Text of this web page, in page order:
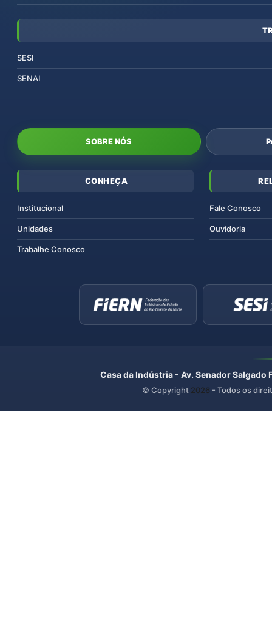
SESI
SENAI
SOBRE NÓS
CONHEÇA
Institucional
Unidades
Trabalhe Conosco
Fale Conosco
Ouvidoria
Casa da Indústria - Av. Senador
© Copyright 2026 - Todos os